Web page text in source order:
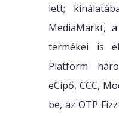
lett;
MediaMarkt,
termékei is
Platform
eCipő, CCC,
be, az OTP